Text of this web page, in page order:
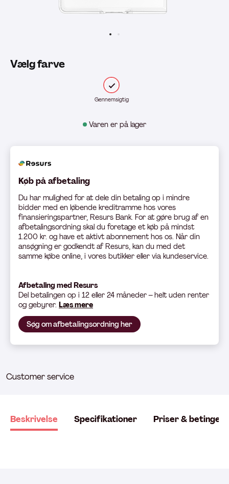
Varen er på lager
Vælg farve
Gennemsigtig
Køb på afbetaling
Du har mulighed for at dele din betaling op i mindre
bidder med en løbende kreditramme hos vores
finansieringspartner, Resurs Bank. For at gøre brug af en
afbetalingsordning skal du foretage et køb på mindst
1.200 kr. og have et aktivt abonnement hos os. Når din
ansøgning er godkendt af Resurs, kan du med det
samme købe online, i vores butikker eller via kundeservice.
Afbetaling med Resurs
Del betalingen op i 12 eller 24 måneder – helt uden renter
og gebyrer. Læs mere
Søg om afbetalingsordning her
Customer service
Beskrivelse Specifikationer Priser &